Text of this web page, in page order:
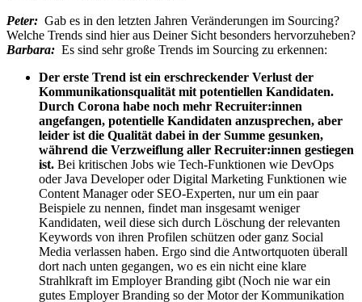
Peter: Gab es in den letzten Jahren Veränderungen im Sourcing?
Welche Trends sind hier aus Deiner Sicht besonders hervorzuheben?
Barbara: Es sind sehr große Trends im Sourcing zu erkennen:
Der erste Trend ist ein erschreckender Verlust der
Kommunikationsqualität mit potentiellen Kandidaten.
Durch Corona habe noch mehr Recruiter:innen
angefangen, potentielle Kandidaten anzusprechen, aber
leider ist die Qualität dabei in der Summe gesunken,
während die Verzweiflung aller Recruiter:innen gestiegen
ist. Bei kritischen Jobs wie Tech-Funktionen wie DevOps
oder Java Developer oder Digital Marketing Funktionen wie
Content Manager oder SEO-Experten, nur um ein paar
Beispiele zu nennen, findet man insgesamt weniger
Kandidaten, weil diese sich durch Löschung der relevanten
Keywords von ihren Profilen schützen oder ganz Social
Media verlassen haben. Ergo sind die Antwortquoten überall
dort nach unten gegangen, wo es ein nicht eine klare
Strahlkraft im Employer Branding gibt (Noch nie war ein
gutes Employer Branding so der Motor der Kommunikation